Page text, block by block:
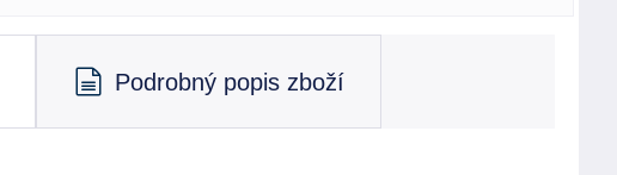
Podrobný popis zboží